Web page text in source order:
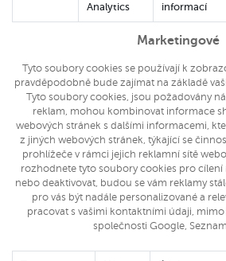
Analytics
informací
Marketingové
Tyto soubory cookies se používají k
pravděpodobně bude zajímat na základě
Tyto soubory cookies, jsou požadovány
reklam, mohou kombinovat informace
webových stránek s dalšími informacemi,
z jiných webových stránek, týkající se
prohlížeče v rámci jejich reklamní sítě
rozhodnete tyto soubory cookies pro
nebo deaktivovat, budou se vám reklamy
pro vás být nadále personalizované a
pracovat s vašimi kontaktními údaji,
společnosti Google,